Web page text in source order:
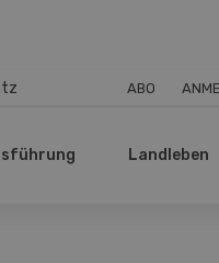
ABO
Landleben